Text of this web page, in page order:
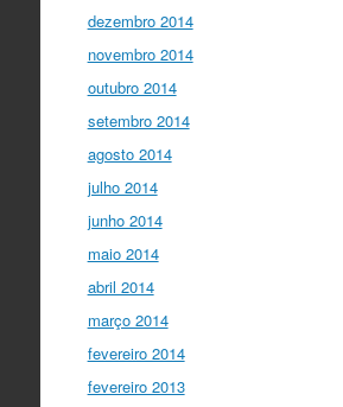
dezembro 2014
novembro 2014
outubro 2014
setembro 2014
agosto 2014
julho 2014
junho 2014
maio 2014
abril 2014
março 2014
fevereiro 2014
fevereiro 2013